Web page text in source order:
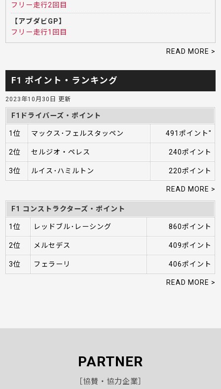
フリー走行2回目
【アブダビGP】
フリー走行1回目
READ MORE >
F1 ポイント・ランキング
2023年10月30日 更新
F1ドライバーズ・ポイント
1位 マックス･フェルスタッペン 491ポイント"
2位 セルジオ・ペレス 240ポイント
3位 ルイス･ハミルトン 220ポイント
READ MORE >
F1 コンストラクターズ・ポイント
1位 レッドブル･レーシング 860ポイント
2位 メルセデス 409ポイント
3位 フェラーリ 406ポイント
READ MORE >
PARTNER
［協賛・協力企業］